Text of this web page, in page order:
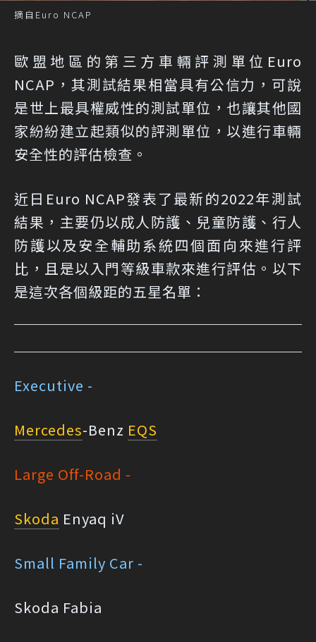
摘自Euro NCAP
歐盟地區的第三方車輛評測單位Euro
NCAP，其測試結果相當具有公信力，可說
是世上最具權威性的測試單位，也讓其他國
家紛紛建立起類似的評測單位，以進行車輛
安全性的評估檢查。
近日Euro NCAP發表了最新的2022年測試
結果，主要仍以成人防護、兒童防護、行人
防護以及安全輔助系統四個面向來進行評
比，且是以入門等級車款來進行評估。以下
是這次各個級距的五星名單：
Executive -
Mercedes-Benz EQS
Large Off-Road -
Skoda Enyaq iV
Small Family Car -
Skoda Fabia